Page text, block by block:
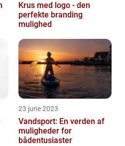
Krus med logo - den
perfekte branding
mulighed
23 june 2023
Vandsport: En verden af
muligheder for
bådentusiaster